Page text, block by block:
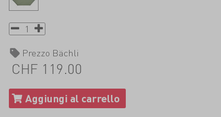
Prezzo Bächli
CHF 119.00